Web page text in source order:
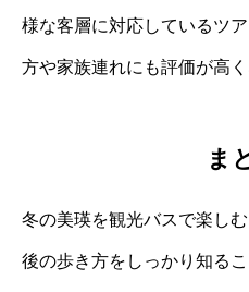
様な客層に対応しているツ
方や家族連れにも評価が高く
ま
冬の美瑛を観光バスで楽し
後の歩き方をしっかり知る